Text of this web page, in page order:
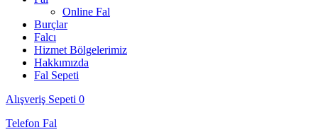
Online Fal
Burçlar
Falcı
Hizmet Bölgelerimiz
Hakkımızda
Fal Sepeti
Alışveriş Sepeti 0
Telefon Fal